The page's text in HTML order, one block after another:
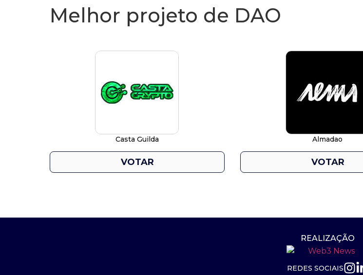
Melhor projeto de DAO
Casta Guilda
VOTAR
Almadao
VOTAR
REALIZAÇÃO
REDES SOCIAIS